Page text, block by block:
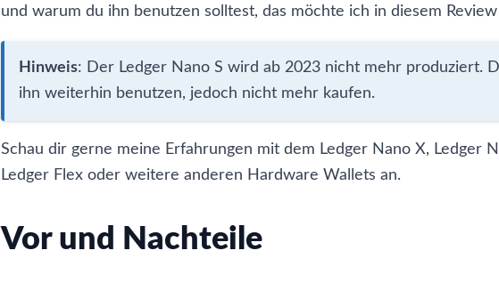
und warum du ihn benutzen solltest, das möchte ich in diesem Review
Hinweis: Der Ledger Nano S wird ab 2023 nicht mehr produziert.
ihn weiterhin benutzen, jedoch nicht mehr kaufen.
Schau dir gerne meine Erfahrungen mit dem Ledger Nano X, Ledger
Ledger Flexoder weitere anderen Hardware Wallets an.
Vor und Nachteile